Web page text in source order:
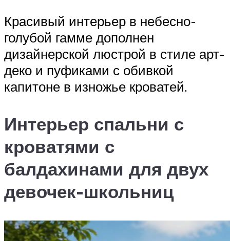
Красивый интерьер в небесно-
голубой гамме дополнен
дизайнерской люстрой в стиле арт-
деко и пуфиками с обивкой
капитоне в изножье кроватей.
Интерьер спальни с
кроватями с
балдахинами для двух
девочек-школьниц